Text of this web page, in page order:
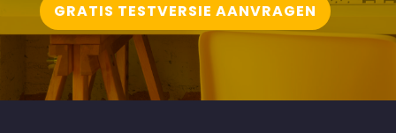
GRATIS TESTVERSIE AANVRAGEN